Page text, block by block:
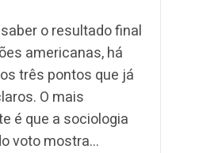
o resultado final
americanas, há
três pontos que já
O mais
é que a sociologia
voto mostra…